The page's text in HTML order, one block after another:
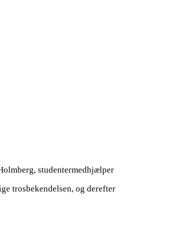
studentermedhjælper
trosbekendelsen, og derefter